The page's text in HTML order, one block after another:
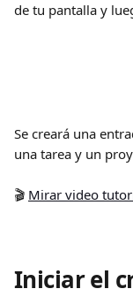
de tu pantalla y
Se creará una
una tarea y un
🎬 Mirar video
Iniciar el